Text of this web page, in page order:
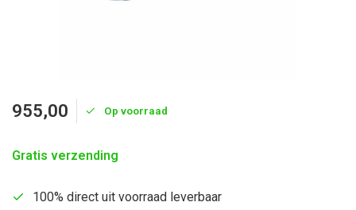
955,00 Op voorraad
Gratis verzending
100% direct uit voorraad leverbaar